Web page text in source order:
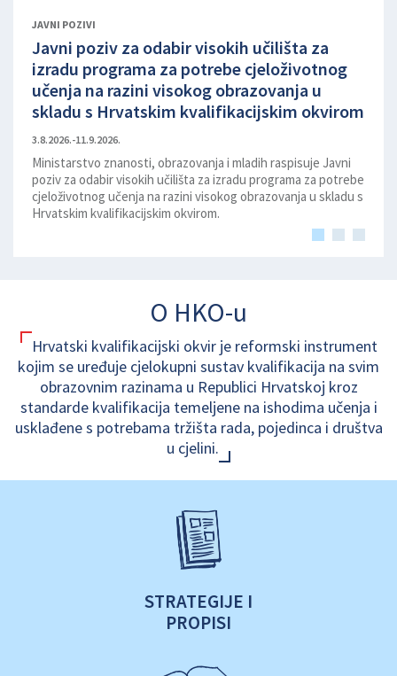
JAVNI POZIVI
Javni poziv za odabir visokih učilišta za
izradu programa za potrebe cjeloživotnog
učenja na razini visokog obrazovanja u
skladu s Hrvatskim kvalifikacijskim okvirom
3.8.2026.-11.9.2026.
Ministarstvo znanosti, obrazovanja i mladih raspisuje Javni
poziv za odabir visokih učilišta za izradu programa za potrebe
cjeloživotnog učenja na razini visokog obrazovanja u skladu s
Hrvatskim kvalifikacijskim okvirom.
O HKO-u
Hrvatski kvalifikacijski okvir je reformski instrument
kojim se uređuje cjelokupni sustav kvalifikacija na svim
obrazovnim razinama u Republici Hrvatskoj kroz
standarde kvalifikacija temeljene na ishodima učenja i
usklađene s potrebama tržišta rada, pojedinca i društva
u cjelini.
STRATEGIJE I
PROPISI